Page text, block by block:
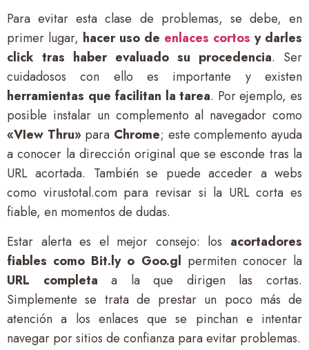
Para evitar esta clase de problemas, se debe, en
primer lugar, hacer uso de enlaces cortos y darles
click tras haber evaluado su procedencia. Ser
cuidadosos con ello es importante y existen
herramientas que facilitan la tarea. Por ejemplo, es
posible instalar un complemento al navegador como
«VIew Thru» para Chrome; este complemento ayuda
a conocer la dirección original que se esconde tras la
URL acortada. También se puede acceder a webs
como virustotal.com para revisar si la URL corta es
fiable, en momentos de dudas.
Estar alerta es el mejor consejo: los acortadores
fiables como Bit.ly o Goo.gl permiten conocer la
URL completa a la que dirigen las cortas.
Simplemente se trata de prestar un poco más de
atención a los enlaces que se pinchan e intentar
navegar por sitios de confianza para evitar problemas.